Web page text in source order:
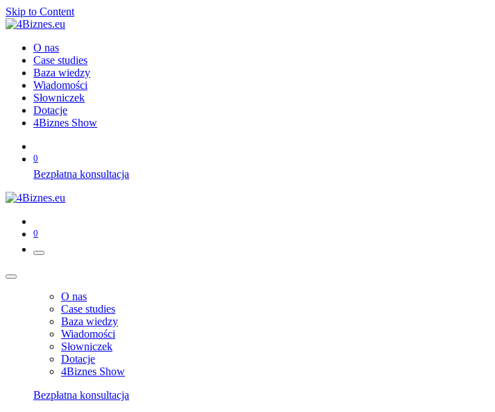
Skip to Content
O nas
Case studies
Baza wiedzy
Wiadomości
Słowniczek
Dotacje
4Biznes Show
0
Bezpłatna konsultacja
0
O nas
Case studies
Baza wiedzy
Wiadomości
Słowniczek
Dotacje
4Biznes Show
Bezpłatna konsultacja